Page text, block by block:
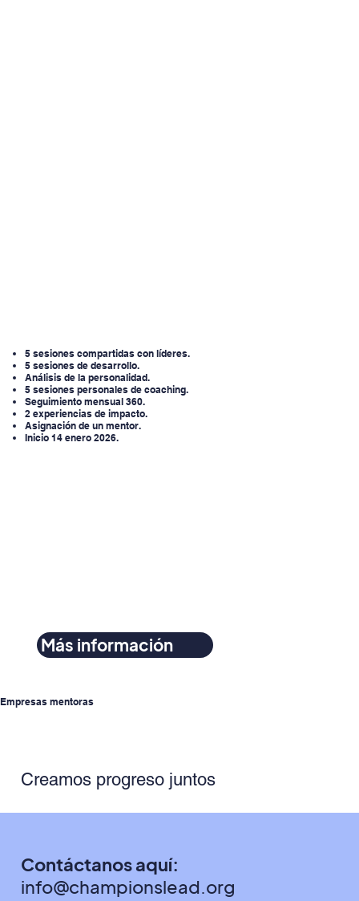
5 sesiones compartidas con líderes.
5 sesiones de desarrollo.
Análisis de la personalidad.
5 sesiones personales de coaching.
Seguimiento mensual 360.
2 experiencias de impacto.
Asignación de un mentor.
Inicio 14 enero 2026.
Más información
Empresas mentoras
Creamos progreso juntos
Contáctanos aquí:
info@championslead.org